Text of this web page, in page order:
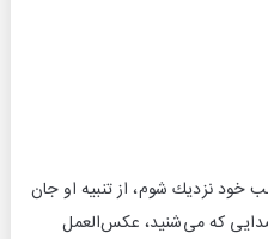
خود نزدیك شوم، از تنبیه او جان
صدایی كه می‌شنید، عكس‌العمل